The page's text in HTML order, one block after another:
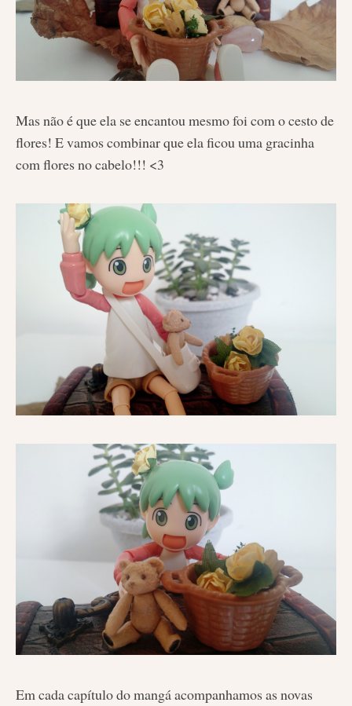
Mas não é que ela se encantou mesmo foi com o cesto de
flores! E vamos combinar que ela ficou uma gracinha
com flores no cabelo!!! <3
Em cada capítulo do mangá acompanhamos as novas